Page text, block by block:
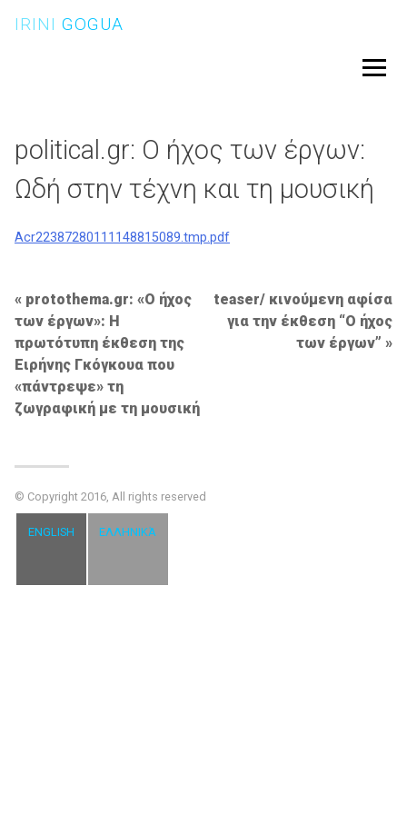
to
IRINI GOGUA
political.gr: Ο ήχος των έργων:
Ωδή στην τέχνη και τη μουσική
Acr22387280111148815089.tmp.pdf
Post
navigation
protothema.gr: «Ο ήχος
των έργων»: Η
πρωτότυπη έκθεση της
Ειρήνης Γκόγκουα που
«πάντρεψε» τη
ζωγραφική με τη μουσική
teaser/ κινούμενη αφίσα
για την έκθεση “Ο ήχος
των έργων”
© Copyright 2016, All rights reserved
ENGLISH ΕΛΛΗΝΙΚΆ